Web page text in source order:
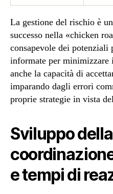
La gestione del rischio è
successo nella «chicken
consapevole dei
informate per
anche la capacità di
imparando dagli errori
proprie strategie in vista
Sviluppo della
e tempi di